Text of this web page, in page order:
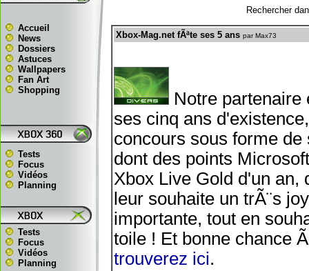
Accueil
News
Dossiers
Astuces
Wallpapers
Fan Art
Shopping
Tests
Focus
Vidéos
Planning
Tests
Focus
Vidéos
Planning
Rechercher
Xbox-Mag.net fÃªte ses 5 ans par Max73
Notre
ses cinq ans
concours sous forme
dont des points
Xbox Live Gold d'un an,
leur souhaite un trÃ¨s
importante, tout en
toile ! Et bonne chance
trouverez ici.